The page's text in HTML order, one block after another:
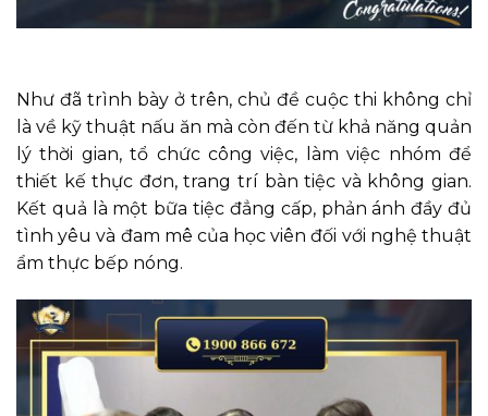
Như đã trình bày ở trên, chủ đề cuộc thi không chỉ
là về kỹ thuật nấu ăn mà còn đến từ khả năng quản
lý thời gian, tổ chức công việc, làm việc nhóm để
thiết kế thực đơn, trang trí bàn tiệc và không gian.
Kết quả là một bữa tiệc đẳng cấp, phản ánh đầy đủ
tình yêu và đam mê của học viên đối với nghệ thuật
ẩm thực bếp nóng.